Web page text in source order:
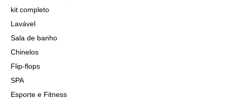
kit completo
Lavável
Sala de banho
Chinelos
Flip-flops
SPA
Esporte e Fitness